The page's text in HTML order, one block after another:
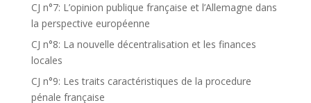
CJ n°7: L’opinion publique française et l’Allemagne dans
la perspective européenne
CJ n°8: La nouvelle décentralisation et les finances
locales
CJ n°9: Les traits caractéristiques de la procedure
pénale française